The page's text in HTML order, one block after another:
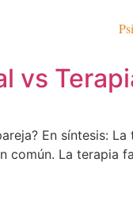
vs
En síntesis:
La terapia